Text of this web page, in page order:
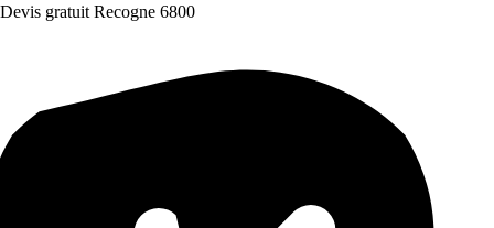
Devis gratuit Recogne 6800